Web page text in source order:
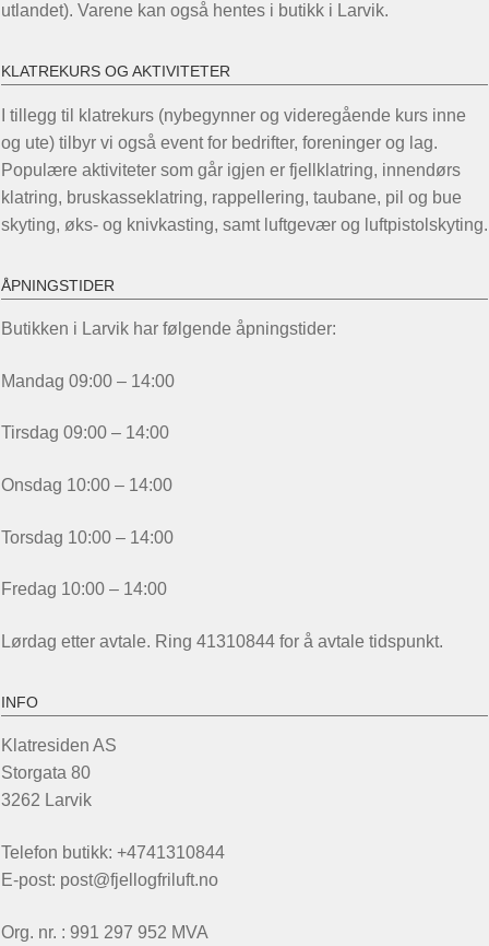
utlandet). Varene kan også hentes i butikk i Larvik.
KLATREKURS OG AKTIVITETER
I tillegg til klatrekurs (nybegynner og videregående kurs inne
og ute) tilbyr vi også event for bedrifter, foreninger og lag.
Populære aktiviteter som går igjen er fjellklatring, innendørs
klatring, bruskasseklatring, rappellering, taubane, pil og bue
skyting, øks- og knivkasting, samt luftgevær og luftpistolskyting.
ÅPNINGSTIDER
Butikken i Larvik har følgende åpningstider:
Mandag 09:00 – 14:00
Tirsdag 09:00 – 14:00
Onsdag 10:00 – 14:00
Torsdag 10:00 – 14:00
Fredag 10:00 – 14:00
Lørdag etter avtale. Ring 41310844 for å avtale tidspunkt.
INFO
Klatresiden AS
Storgata 80
3262 Larvik
Telefon butikk: +4741310844
E-post: post@fjellogfriluft.no
Org. nr. : 991 297 952 MVA